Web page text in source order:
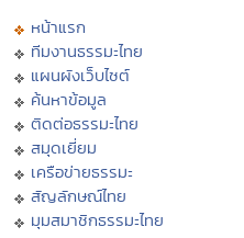
หน้าแรก
ทีมงานธรรมะไทย
แผนผังเว็บไซต์
ค้นหาข้อมูล
ติดต่อธรรมะไทย
สมุดเยี่ยม
เครือข่ายธรรมะ
สัญลักษณ์ไทย
มุมสมาชิกธรรมะไทย